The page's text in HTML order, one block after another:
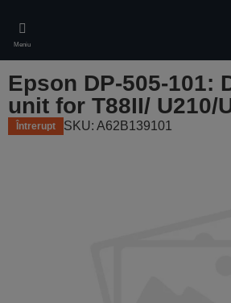
main
content
Meniu
Epson DP-505-101:
unit for T88II/ U210/
Întrerupt SKU: A62B139101